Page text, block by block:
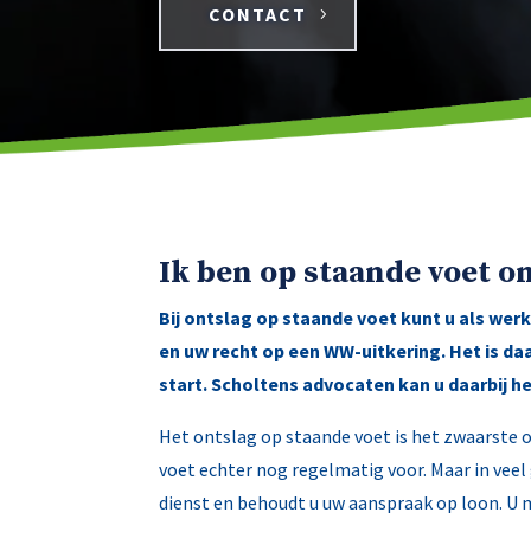
CONTACT
Ik ben op staande voet
Bij ontslag op staande voet kunt u als
en uw recht op een WW-uitkering. Het is
start. Scholtens advocaten kan u daarbij
Het ontslag op staande voet is het zwaarste
voet echter nog regelmatig voor. Maar in
dienst en behoudt u uw aanspraak op loon.